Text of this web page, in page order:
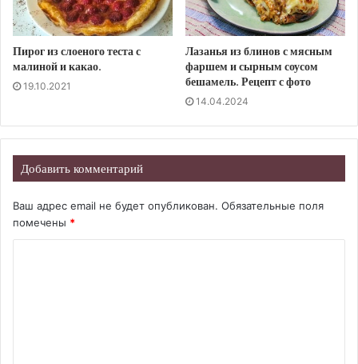
Пирог из слоеного теста с
малиной и какао.
19.10.2021
Лазанья из блинов с мясным
фаршем и сырным соусом
бешамель. Рецепт с фото
14.04.2024
Добавить комментарий
Ваш адрес email не будет опубликован. Обязательные поля
помечены *